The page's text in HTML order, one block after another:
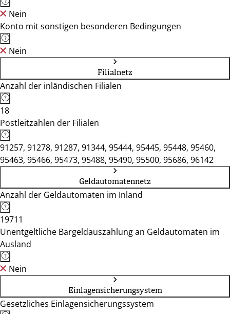
Nein
Konto mit sonstigen besonderen Bedingungen
Nein
Filialnetz
Anzahl der inländischen Filialen
18
Postleitzahlen der Filialen
91257, 91278, 91287, 91344, 95444, 95445, 95448, 95460,
95463, 95466, 95473, 95488, 95490, 95500, 95686, 96142
Geldautomatennetz
Anzahl der Geldautomaten im Inland
19711
Unentgeltliche Bargeldauszahlung an Geldautomaten im
Ausland
Nein
Einlagensicherungsystem
Gesetzliches Einlagensicherungssystem